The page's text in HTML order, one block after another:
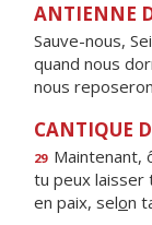
ANTIENNE
Sauve-nous,
quand nous
nous
CANTIQUE
29 Maintenant,
tu peux laisser
en paix, selon